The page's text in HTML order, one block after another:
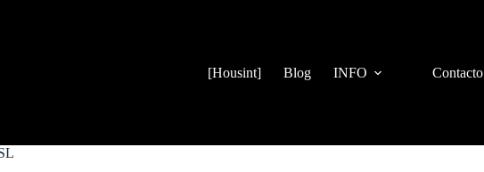
[Housint] Blog INFO Contacto